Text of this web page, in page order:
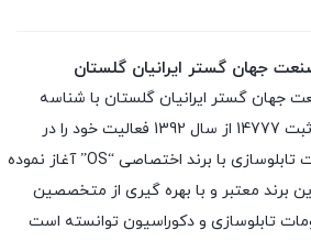
جهان گستر ایرانیان گلستان
جهان گستر ایرانیان گلستان با شناسه
اقتصادی 14011126560 و کد ثبت 14777 از سال 1392 فعالیت خود را در
زمینه تولید و واردات قطعات تابلوسازی با برند اختصاصی “OS” آغاز نموده
برند معتبر و با بهره گیری از متخصصین
تابلوسازی و دکوراسیون توانسته است